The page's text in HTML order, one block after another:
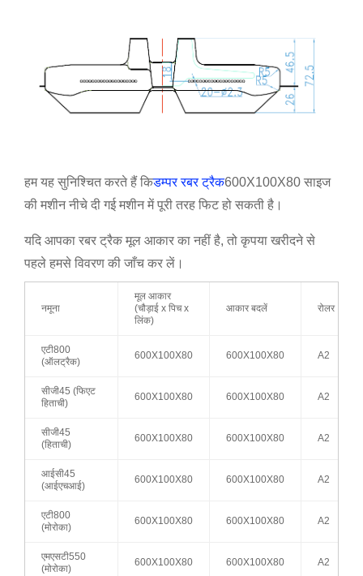
हम यह सुनिश्चित करते हैं किडम्पर रबर ट्रैक600X100X80 साइज
की मशीन नीचे दी गई मशीन में पूरी तरह फिट हो सकती है।
यदि आपका रबर ट्रैक मूल आकार का नहीं है, तो कृपया खरीदने से
पहले हमसे विवरण की जाँच कर लें।
नमूना
मूल आकार
(चौड़ाई x पिच x
लिंक)
आकार बदलें रोलर
एटी800
(ऑलट्रैक)
600X100X80 600X100X80 A2
सीजी45 (फिएट
हिताची)
600X100X80 600X100X80 A2
सीजी45
(हिताची)
600X100X80 600X100X80 A2
आईसी45
(आईएचआई)
600X100X80 600X100X80 A2
एटी800
(मोरोका)
600X100X80 600X100X80 A2
एमएसटी550
(मोरोका)
600X100X80 600X100X80 A2